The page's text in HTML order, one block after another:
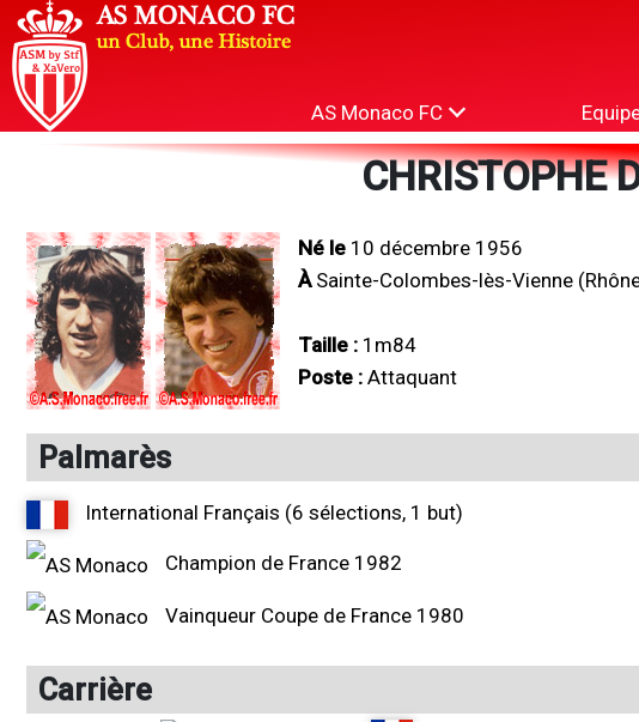
AS Monaco FC
CHRISTOPHE
Né le 10 décembre 1956
ÀSainte-Colombes-lès-Vienne
Taille : 1m84
Poste : Attaquant
Palmarès
International Français (6 sélections, 1 but)
Champion de France 1982
Vainqueur Coupe de France 1980
Carrière